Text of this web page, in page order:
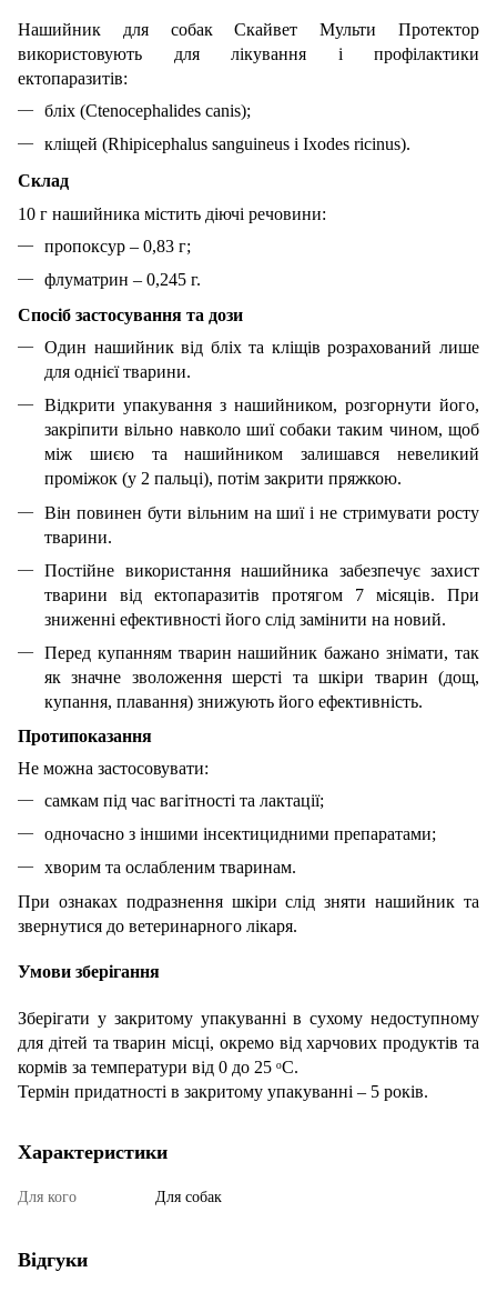
Нашийник для собак Скайвет Мульти Протектор
використовують для лікування і профілактики
ектопаразитів:
бліх (Ctenocephalides canis);
кліщей (Rhipicephalus sanguineus i Ixodes ricinus).
Склад
10 г нашийника містить діючі речовини:
пропоксур – 0,83 г;
флуматрин – 0,245 г.
Спосіб застосування та дози
Один нашийник від бліх та кліщів розрахований лише
для однієї тварини.
Відкрити упакування з нашийником, розгорнути його,
закріпити вільно навколо шиї собаки таким чином, щоб
між шиєю та нашийником залишався невеликий
проміжок (у 2 пальці), потім закрити пряжкою.
Він повинен бути вільним на шиї і не стримувати росту
тварини.
Постійне використання нашийника забезпечує захист
тварини від ектопаразитів протягом 7 місяців. При
зниженні ефективності його слід замінити на новий.
Перед купанням тварин нашийник бажано знімати, так
як значне зволоження шерсті та шкіри тварин (дощ,
купання, плавання) знижують його ефективність.
Протипоказання
Не можна застосовувати:
самкам під час вагітності та лактації;
одночасно з іншими інсектицидними препаратами;
хворим та ослабленим тваринам.
При ознаках подразнення шкіри слід зняти нашийник та
звернутися до ветеринарного лікаря.
Умови зберігання
Зберігати у закритому упакуванні в сухому недоступному
для дітей та тварин місці, окремо від харчових продуктів та
кормів за температури від 0 до 25 ᵒС.
Термін придатності в закритому упакуванні – 5 років.
Характеристики
Для кого Для собак
Відгуки